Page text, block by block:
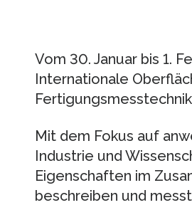
Vom 30. Januar bis 1.
Internationale
Mit dem Fokus auf
Industrie und
Eigenschaften im
beschreiben und